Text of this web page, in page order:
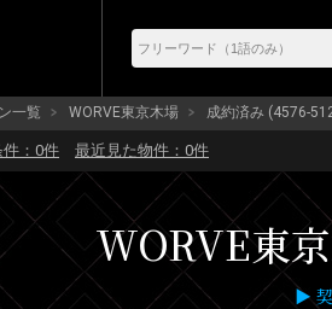
一覧 WORVE東京木場 成約済み (4576-
： 0件 最近見た物件： 0件
WORVE東
▶ 契